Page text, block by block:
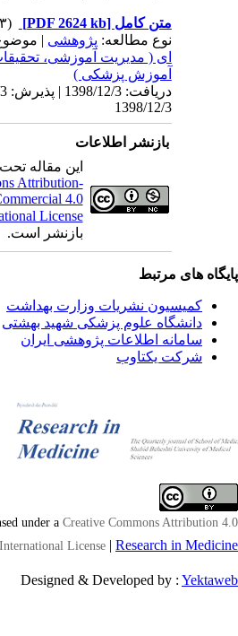
متن کامل[PDF 2624 kb]
نوع مطالعه:پژوهشی| موضوع
ای ( مدیریت آموزشی،
آموزش پزشکی )
1398/12/3
بازنشر اطلاعات
این مقاله
Attribution-
4.0
License
بازنشر است.
های مرتبط
کمیسیون نشریات وزارت بهداشت
دانشگاه علوم پزشکی شهید بهشتی
سامانه اطلاعات پژوهشی ایران
شرکت یکتاوب
under aCreative Commons Attribution
International License|Research in
Designed & Developed by :